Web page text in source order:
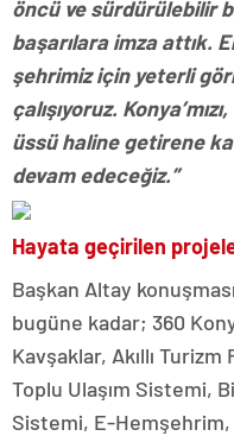
öncü ve sürdürülebilir
başarılara imza attık.
şehrimiz için yeterli
çalışıyoruz.
üssü haline getirene
devam edeceğiz.”
Hayata geçirilen
Başkan Altay
bugüne kadar; 360
Kavşaklar, Akıllı Turizm
Toplu Ulaşım Sistemi,
Sistemi, E-